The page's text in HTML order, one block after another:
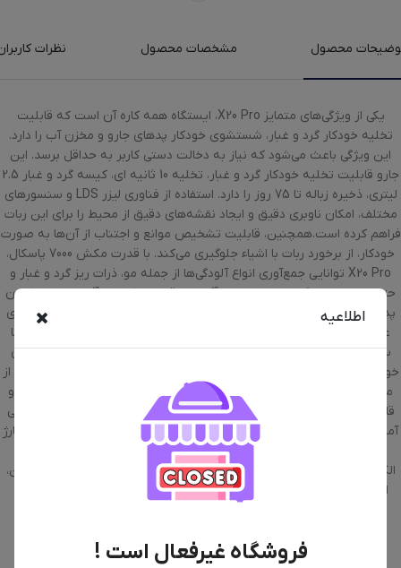
اطلاعیه
فروشگاه غیرفعال است !
محصول مشخصات محصول نظرات
یکی از ویژگی‌های متمایز X20 Pro، ایستگاه همه کاره آن است که قابلیت
تخلیه خودکار گرد و غبار، شستشوی خودکار پدهای جارو و مخزن آب را دارد.
این ویژگی باعث می‌شود که نیاز به دخالت دستی کاربر به حداقل برسد. این
جارو قابلیت تخلیه خودکار گرد و غبار، تخلیه 10 ثانیه ای، کیسه گرد و غبار 2.5
لیتری، ذخیره زباله تا 75 روز را دارد. استفاده از فناوری لیزر LDS و سنسورهای
مختلف، امکان ناوبری دقیق و ایجاد نقشه‌های دقیق از محیط را برای این ربات
فراهم کرده است.همچنین، قابلیت تشخیص موانع و اجتناب از آن‌ها به صورت
خودکار، از برخورد ربات با اشیاء جلوگیری می‌کند. با قدرت مکش 7000 پاسکال،
X20 Pro توانایی جمع‌آوری انواع آلودگی‌ها از جمله مو، ذرات ریز گرد و غبار و
حتی زباله‌های بزرگ‌تر را دارد. دارای 4 سطح قدرت مکش و 4 حالت تمیز کردن
پدهای جارو برقی چرخان دوگانه و قابلیت تنظیم میزان آب، امکان شستشوی
عمیق سطوح مختلف را فراهم می‌کنند. همچنین، قابلیت تشخیص فرش با
سنسور اولتراسونیک با پدهای جارو برقی خودکار 10 میلی متری و بلند کردن
خودکار پدها از روی فرش، از خیس شدن فرش جلوگیری می‌کند. بهره مندی از
مخزن 4 لیتری آب تمیز + 3.8 لیتری آب کثیف، 2 تنظیم سفارشی شستشو و
قابلیت خود تمیزکنندگی و خشک شدن در عرض 3 ساعت.با باتری 5200 میلی
آمپر ساعتی، X20 Pro قادر است تا مساحت بزرگی را تا 160 دقیقه با یک بار شارژ
تمیز کند. پشتیبانی از دستیارهای صوتی مانند گوگل اسیستانت و آمازون
الکسا، امکان کنترل ربات از طریق دستورات صوتی را فراهم می‌کند. همچنین،
اپلیکیشن همراه این ربات امکان تنظیم برنامه‌های تمیزکاری، ایجاد مناطق